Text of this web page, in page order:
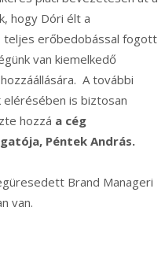
hogy Dóri élt a
teljes erőbedobással fogott
van kiemelkedő
A további
is biztosan
hozzá a cég
Péntek András.
Brand Manageri
van.